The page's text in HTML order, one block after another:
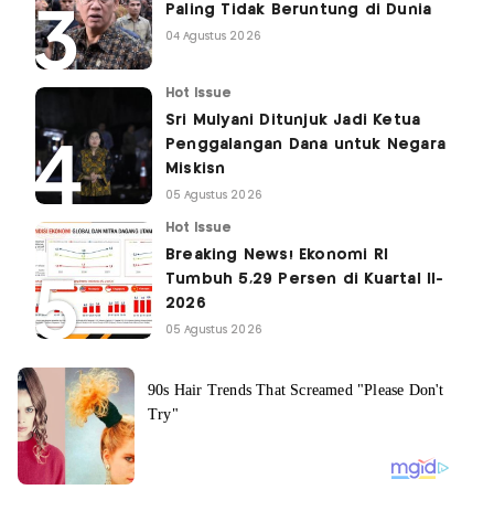
Paling Tidak Beruntung di Dunia
04 Agustus 2026
Hot Issue
Sri Mulyani Ditunjuk Jadi Ketua
Penggalangan Dana untuk Negara
Miskisn
05 Agustus 2026
Hot Issue
Breaking News! Ekonomi RI
Tumbuh 5,29 Persen di Kuartal II-
2026
05 Agustus 2026